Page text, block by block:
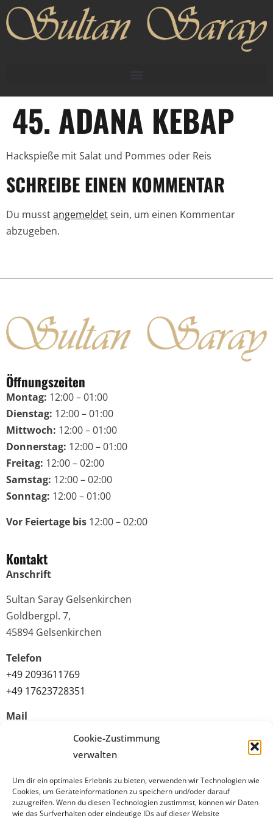
Cookie-Zustimmung
verwalten
Um dir ein optimales Erlebnis zu bieten, verwenden wir Technologien wie
Cookies, um Geräteinformationen zu speichern und/oder darauf
zuzugreifen. Wenn du diesen Technologien zustimmst, können wir Daten
wie das Surfverhalten oder eindeutige IDs auf dieser Website
45. ADANA KEBAP
Hackspieße mit Salat und Pommes oder Reis
SCHREIBE EINEN KOMMENTAR
Du musstangemeldetsein, um einen Kommentar
abzugeben.
Öffnungszeiten
Montag: 12:00 – 01:00
Dienstag: 12:00 – 01:00
Mittwoch: 12:00 – 01:00
Donnerstag: 12:00 – 01:00
Freitag: 12:00 – 02:00
Samstag: 12:00 – 02:00
Sonntag: 12:00 – 01:00
Vor Feiertage bis 12:00 – 02:00
Kontakt
Anschrift
Sultan Saray Gelsenkirchen
Goldbergpl. 7,
45894 Gelsenkirchen
Telefon
+49 2093611769
+49 17623728351
Mail
info@sultansaray-ge.de
Datenschutz
Allgemeine Geschäftsbedingungen (AGB)